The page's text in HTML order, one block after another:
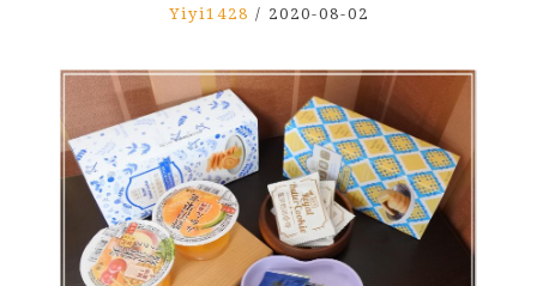
Yiyi1428 / 2020-08-02